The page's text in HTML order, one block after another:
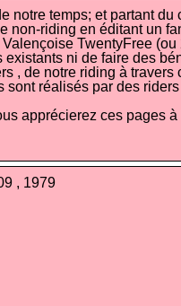
notre temps; et partant
non-riding en éditant un
TwentyFree
ni de faire des
, de notre riding à
réalisés par des
apprécierez ces pages
, 1979